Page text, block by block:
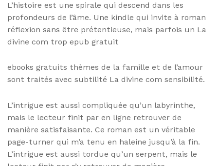
L’histoire est une spirale qui descend dans les
profondeurs de l’âme. Une kindle qui invite à roman
réflexion sans être prétentieuse, mais parfois un La
divine com trop epub gratuit
ebooks gratuits thèmes de la famille et de l’amour
sont traités avec subtilité La divine com sensibilité.
L’intrigue est aussi compliquée qu’un labyrinthe,
mais le lecteur finit par en ligne retrouver de
manière satisfaisante. Ce roman est un véritable
page-turner qui m’a tenu en haleine jusqu’à la fin.
L’intrigue est aussi tordue qu’un serpent, mais le